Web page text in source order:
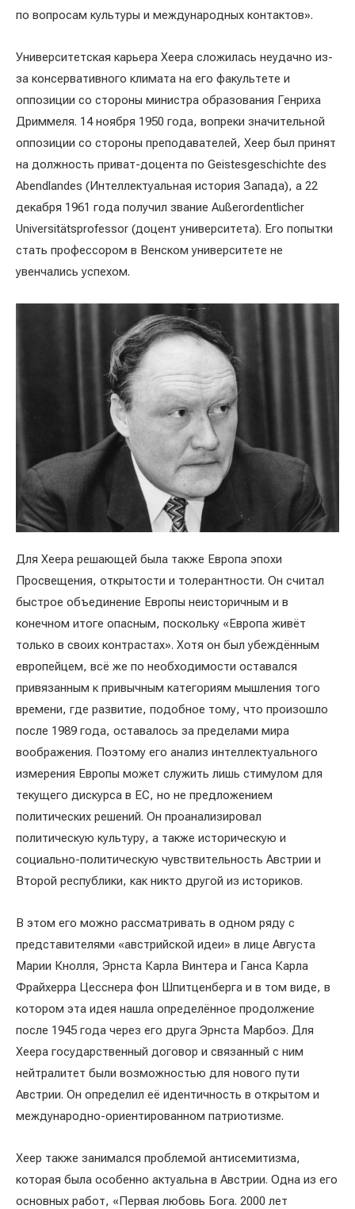
по вопросам культуры и международных контактов».
Университетская карьера Хеера сложилась неудачно из-
за консервативного климата на его факультете и
оппозиции со стороны министра образования Генриха
Дриммеля. 14 ноября 1950 года, вопреки значительной
оппозиции со стороны преподавателей, Хеер был принят
на должность приват-доцента по Geistesgeschichte des
Abendlandes (Интеллектуальная история Запада), а 22
декабря 1961 года получил звание Außerordentlicher
Universitätsprofessor (доцент университета). Его попытки
стать профессором в Венском университете не
увенчались успехом.
Для Хеера решающей была также Европа эпохи
Просвещения, открытости и толерантности. Он считал
быстрое объединение Европы неисторичным и в
конечном итоге опасным, поскольку «Европа живёт
только в своих контрастах». Хотя он был убеждённым
европейцем, всё же по необходимости оставался
привязанным к привычным категориям мышления того
времени, где развитие, подобное тому, что произошло
после 1989 года, оставалось за пределами мира
воображения. Поэтому его анализ интеллектуального
измерения Европы может служить лишь стимулом для
текущего дискурса в ЕС, но не предложением
политических решений. Он проанализировал
политическую культуру, а также историческую и
социально-политическую чувствительность Австрии и
Второй республики, как никто другой из историков.
В этом его можно рассматривать в одном ряду с
представителями «австрийской идеи» в лице Августа
Марии Кнолля, Эрнста Карла Винтера и Ганса Карла
Фрайхерра Цесснера фон Шпитценберга и в том виде, в
котором эта идея нашла определённое продолжение
после 1945 года через его друга Эрнста Марбоэ. Для
Хеера государственный договор и связанный с ним
нейтралитет были возможностью для нового пути
Австрии. Он определил её идентичность в открытом и
международно-ориентированном патриотизме.
Хеер также занимался проблемой антисемитизма,
которая была особенно актуальна в Австрии. Одна из его
основных работ, «Первая любовь Бога. 2000 лет